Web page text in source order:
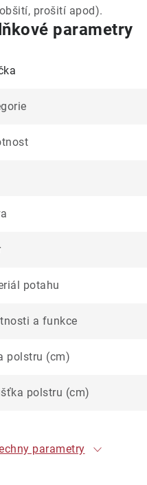
prošití apod).
parametry
potahu
a funkce
polstru (cm)
polstru (cm)
parametry